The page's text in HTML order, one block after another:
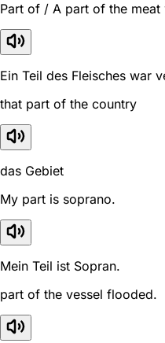
Part of / A part of the meat
Ein Teil des Fleisches war
that part of the country
das Gebiet
My part is soprano.
Mein Teil ist Sopran.
part of the vessel flooded.